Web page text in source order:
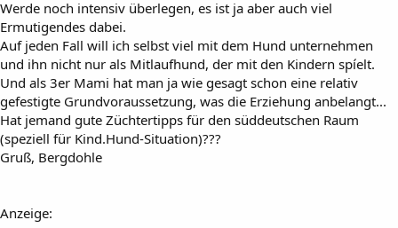
Werde noch intensiv überlegen, es ist ja aber auch viel
Ermutigendes dabei.
Auf jeden Fall will ich selbst viel mit dem Hund unternehmen
und ihn nicht nur als Mitlaufhund, der mit den Kindern spíelt.
Und als 3er Mami hat man ja wie gesagt schon eine relativ
gefestigte Grundvoraussetzung, was die Erziehung anbelangt...
Hat jemand gute Züchtertipps für den süddeutschen Raum
(speziell für Kind.Hund-Situation)???
Gruß, Bergdohle
Anzeige: